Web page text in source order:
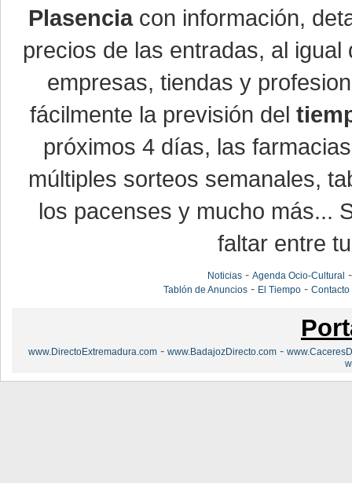
Plasenciacon información,
precios de las entradas, al
empresas, tiendas y
fácilmente la previsión del
próximos 4 días, las
múltiples sorteos semanales,
los pacenses y mucho más...
faltar entre
Noticias- Agenda Ocio-Cultural
Tablón de Anuncios- El Tiempo- Contacto
www.DirectoExtremadura.com - www.BadajozDirecto.com -